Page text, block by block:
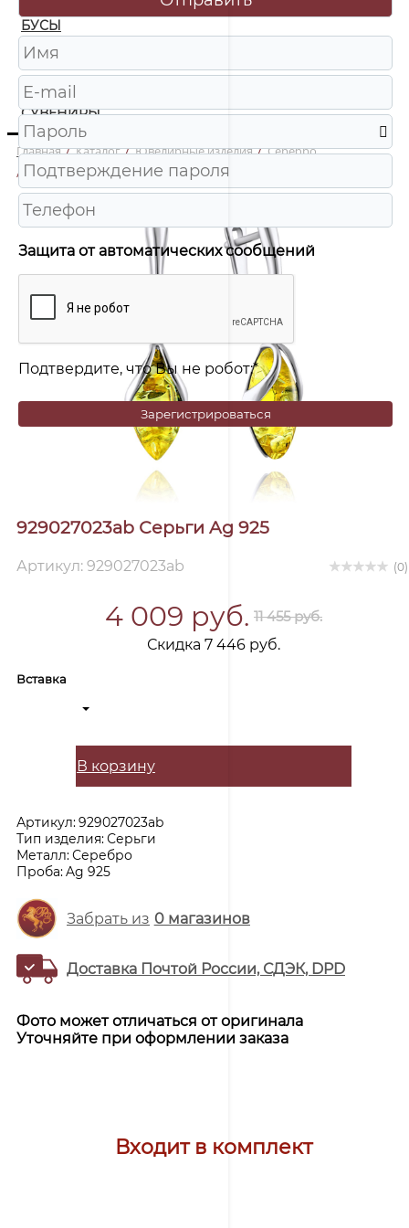
БУСЫ
ЧАСЫ
ШКАТУЛКИ
СУВЕНИРЫ
Главная / Каталог / Ювелирные изделия / Серебро
/
929027023ab Серьги Ag 925
929027023ab Серьги Ag 925
Артикул: 929027023ab (0)
4 009 руб. 11 455 руб.
Скидка 7 446 руб.
Вставка
В корзину
Артикул:929027023ab
Тип изделия:Серьги
Металл:Серебро
Проба:Ag 925
Забрать из 0магазинов
Доставка Почтой России, СДЭК, DPD
Фото может отличаться от оригинала
Уточняйте при оформлении заказа
Входит в комплект
Защита от автоматических сообщений
Подтвердите, что Вы не робот:*
Зарегистрироваться